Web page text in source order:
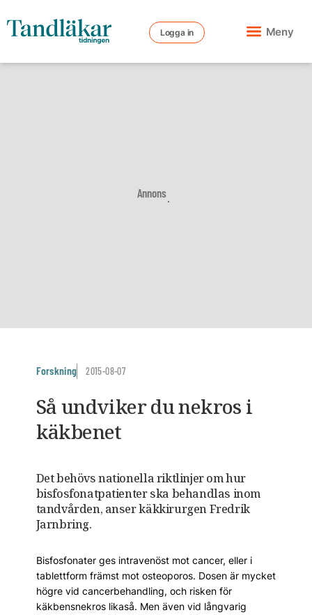
Logga in Meny
Annons
Forskning 2015-08-07
Så undviker du nekros i
käkbenet
Det behövs nationella riktlinjer om hur
bisfosfonatpatienter ska behandlas inom
tandvården, anser käkkirurgen Fredrik
Jarnbring.
Bisfosfonater ges intravenöst mot cancer, eller i
tablettform främst mot osteoporos. Dosen är mycket
högre vid cancerbehandling, och risken för
käkbensnekros likaså. Men även vid långvarig